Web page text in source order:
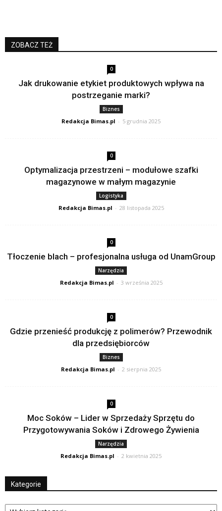
ZOBACZ TEŻ
0
Jak drukowanie etykiet produktowych wpływa na
postrzeganie marki?
Biznes
Redakcja Bimas.pl - 5 grudnia 2025
0
Optymalizacja przestrzeni – modułowe szafki
magazynowe w małym magazynie
Logistyka
Redakcja Bimas.pl - 28 listopada 2025
0
Tłoczenie blach – profesjonalna usługa od UnamGroup
Narzędzia
Redakcja Bimas.pl - 3 września 2025
0
Gdzie przenieść produkcję z polimerów? Przewodnik
dla przedsiębiorców
Biznes
Redakcja Bimas.pl - 2 sierpnia 2025
0
Moc Soków – Lider w Sprzedaży Sprzętu do
Przygotowywania Soków i Zdrowego Żywienia
Narzędzia
Redakcja Bimas.pl - 2 kwietnia 2025
Kategorie
Kategorie